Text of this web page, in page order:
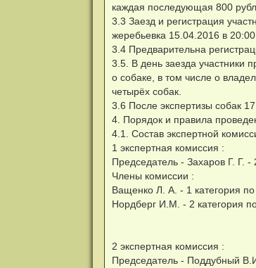
каждая последующая 800
3.3 Заезд и регистрация
жеребьевка 15.04.2016 в
3.4 Предварительна
3.5. В день заезда участники
о собаке, в том числе о
четырёх собак.
3.6 После экспертизы собак
4. Порядок и правила
4.1. Состав экспертной
1 экспертная комиссия :
Председатель - Захаров Г. Г. -
Члены комиссии :
Ващенко Л. А. - 1 категория
Нордберг И.М. - 2 категория
2 экспертная комиссия :
Председатель - Поддубный